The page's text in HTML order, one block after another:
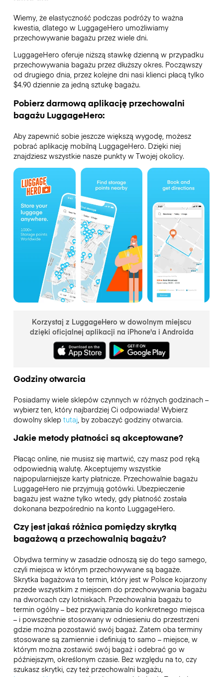
Wiemy, że elastyczność podczas podróży to ważna
kwestia, dlatego w LuggageHero umożliwiamy
przechowywanie bagażu przez wiele dni.
LuggageHero oferuje niższą stawkę dzienną w przypadku
przechowywania bagażu przez dłuższy okres. Począwszy
od drugiego dnia, przez kolejne dni nasi klienci płacą tylko
$4.90 dziennie za jedną sztukę bagażu.
Pobierz darmową aplikację przechowalni
bagażu LuggageHero:
Aby zapewnić sobie jeszcze większą wygodę, możesz
pobrać aplikację mobilną LuggageHero. Dzięki niej
znajdziesz wszystkie nasze punkty w Twojej okolicy.
Korzystaj z LuggageHero w dowolnym miejscu
dzięki oficjalnej aplikacji na iPhone'a i Androida
Godziny otwarcia
Posiadamy wiele sklepów czynnych w różnych godzinach –
wybierz ten, który najbardziej Ci odpowiada! Wybierz
dowolny sklep tutaj, by zobaczyć godziny otwarcia.
Jakie metody płatności są akceptowane?
Płacąc online, nie musisz się martwić, czy masz pod ręką
odpowiednią walutę. Akceptujemy wszystkie
najpopularniejsze karty płatnicze. Przechowalnie bagażu
LuggageHero nie przyjmują gotówki. Ubezpieczenie
bagażu jest ważne tylko wtedy, gdy płatność została
dokonana bezpośrednio na konto LuggageHero.
Czy jest jakaś różnica pomiędzy skrytką
bagażową a przechowalnią bagażu?
Obydwa terminy w zasadzie odnoszą się do tego samego,
czyli miejsca w którym przechowywane są bagaże.
Skrytka bagażowa to termin, który jest w Polsce kojarzony
przede wszystkim z miejscem do przechowywania bagażu
na dworcach czy lotniskach. Przechowalnia bagażu to
termin ogólny – bez przywiązania do konkretnego miejsca
– i powszechnie stosowany w odniesieniu do przestrzeni
gdzie można pozostawić swój bagaż. Zatem oba terminy
stosowane są zamiennie i definiują to samo – miejsce, w
którym można zostawić swój bagaż i odebrać go w
późniejszym, określonym czasie. Bez względu na to, czy
szukasz skrytki, czy też przechowalni bagażu,